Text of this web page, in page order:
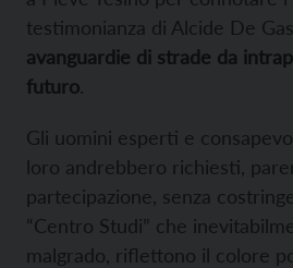
testimonianza di Alcide De
avanguardie di strade da
futuro.
Gli uomini esperti e
loro andrebbero richiesti,
partecipazione, senza
“Centro Studi” che
malgrado, riflettono il colore